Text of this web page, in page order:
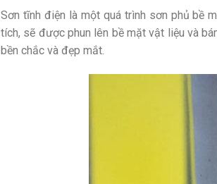
Sơn tĩnh điện là một quá trình sơn phủ bề
tích, sẽ được phun lên bề mặt vật liệu và
bền chắc và đẹp mắt.